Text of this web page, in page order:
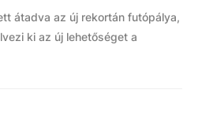
átadva az új rekortán futópálya,
ki az új lehetőséget a